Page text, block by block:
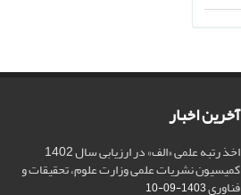
آخرین اخبار
اخذ رتبه علمی «الف» در ارزیابی سال 1402
کمیسیون نشریات علمی وزارت علوم، تحقیقات و
فناوری1403-09-10